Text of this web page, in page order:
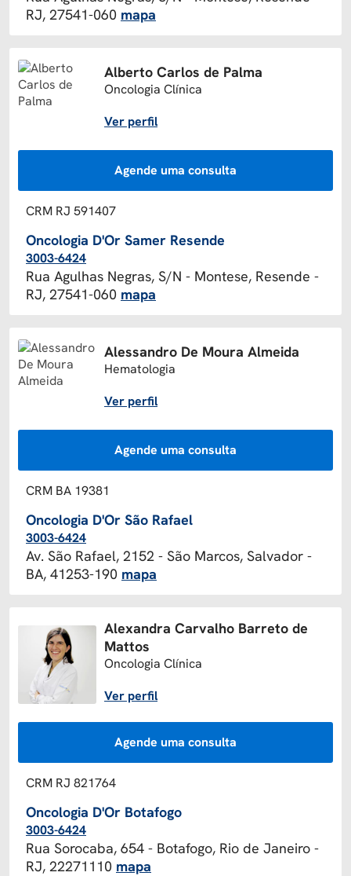
RJ, 27541-060 mapa
Alberto Carlos de Palma
Oncologia Clínica
Ver perfil
Agende uma consulta
CRM RJ 591407
Oncologia D'Or Samer Resende
3003-6424
Rua Agulhas Negras, S/N - Montese, Resende -
RJ, 27541-060 mapa
Alessandro De Moura Almeida
Hematologia
Ver perfil
Agende uma consulta
CRM BA 19381
Oncologia D'Or São Rafael
3003-6424
Av. São Rafael, 2152 - São Marcos, Salvador -
BA, 41253-190 mapa
Alexandra Carvalho Barreto de
Mattos
Oncologia Clínica
Ver perfil
Agende uma consulta
CRM RJ 821764
Oncologia D'Or Botafogo
3003-6424
Rua Sorocaba, 654 - Botafogo, Rio de Janeiro -
RJ, 22271110 mapa